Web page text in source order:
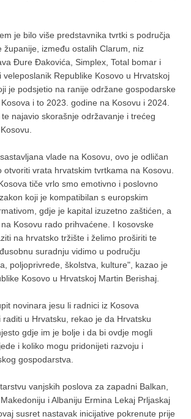
je bilo više predstavnika tvrtki s područja
županije, između ostalih Clarum, niz
Đure Đakovića, Simplex, Total bomar i
veleposlanik Republike Kosovo u Hrvatskoj
je podsjetio na ranije održane gospodarske
i to 2023. godine na Kosovu i 2024.
najavio skorašnje održavanje i trećeg
vlade na Kosovu, ovo je odličan
otvoriti vrata hrvatskim tvrtkama na Kosovu.
tiče vrlo smo emotivno i poslovno
koji je kompatibilan s europskim
gdje je kapital izuzetno zaštićen, a
Kosovu rado prihvaćene. I kosovske
na hrvatsko tržište i želimo proširiti te
suradnju vidimo u području
poljoprivrede, školstva, kulture", kazao je
Kosovo u Hrvatskoj Martin Berishaj.
novinara jesu li radnici iz Kosova
u Hrvatsku, rekao je da Hrvatsku
gdje im je bolje i da bi ovdje mogli
i koliko mogu pridonijeti razvoju i
gospodarstva.
vanjskih poslova za zapadni Balkan,
i Albaniju Ermina Lekaj Prljaskaj
susret nastavak inicijative pokrenute prije